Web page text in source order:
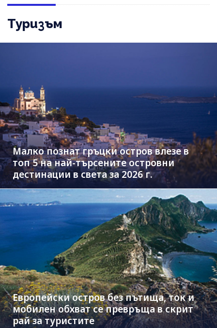
Туризъм
Малко познат гръцки остров влезе в
топ 5 на най-търсените островни
дестинации в света за 2026 г.
Европейски остров без пътища, ток и
мобилен обхват се превръща в скрит
рай за туристите